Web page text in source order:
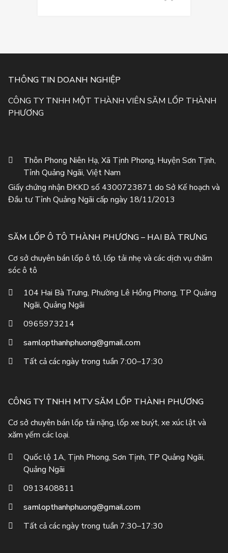
THÔNG TIN DOANH NGHIỆP
CÔNG TY TNHH MỘT THÀNH VIÊN SĂM LỐP THÀNH
PHƯƠNG
Thôn Phong Niên Hạ, Xã Tịnh Phong, Huyện Sơn Tịnh,
Tỉnh Quảng Ngãi, Việt Nam
Giấy chứng nhận ĐKKD số 4300723871 do Sở Kế hoạch và
Đầu tư Tỉnh Quảng Ngãi cấp ngày 18/11/2013
SĂM LỐP Ô TÔ THÀNH PHƯƠNG – HAI BÀ TRƯNG
Cơ sở chuyên bán lốp ô tô, lốp tải nhẹ và các dịch vụ chăm
sóc ô tô
104 Hai Bà Trưng, Phường Lê Hồng Phong, TP Quảng
Ngãi, Quảng Ngãi
0965973214
samlopthanhphuong@gmail.com
Tất cả các ngày trong tuần 7:00–17:30
CÔNG TY TNHH MTV SĂM LỐP THÀNH PHƯƠNG
Cơ sở chuyên bán lốp tải nặng, lốp xe buýt, xe xúc lật và
xăm yếm các loại.
Quốc lộ 1A, Tịnh Phong, Sơn Tịnh, TP Quảng Ngãi,
Quảng Ngãi
0913408811
samlopthanhphuong@gmail.com
Tất cả các ngày trong tuần 7:30–17:30